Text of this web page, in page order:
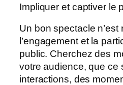
Impliquer et captiver le
Un bon spectacle n’est
l’engagement et la
public. Cherchez des
votre audience, que ce
interactions, des